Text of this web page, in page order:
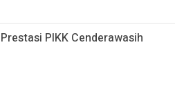
PIKK Cenderawasih